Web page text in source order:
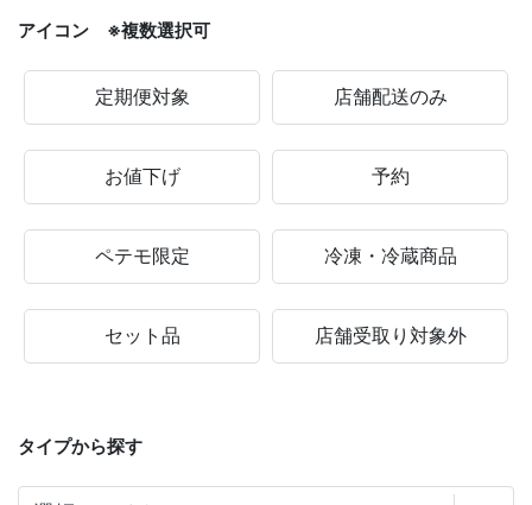
アイコン ※複数選択可
定期便対象 店舗配送のみ
お値下げ 予約
ペテモ限定 冷凍・冷蔵商品
セット品 店舗受取り対象外
タイプから探す